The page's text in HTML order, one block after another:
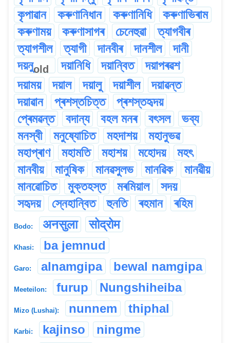
কৃপাৱান
কৰুণানিধান কৰুণানিধি
কৰুণাভিৰাম
কৰুণাময়
কৰুণাসাগৰ চেনেহুৱা
ত্যাগবীৰ
ত্যাগশীল
ত্যাগী দানবীৰ দানশীল
দানী
দয়নুold দয়ানিধি দয়ান্বিত
দয়াপৰৱশ
দয়াময়
দয়াল দয়ালু দয়াশীল
দয়াৱন্ত
দয়াৱান
প্ৰশস্তচিত্ত
প্ৰশস্তহৃদয়
প্ৰেমৱন্ত
বদান্য বহল মনৰ বৎসল
ভব্য
মনস্বী
মনুষ্যোচিত মহদাশয়
মহানুভৱ
মহাপ্ৰাণ
মহামতি মহাশয় মহোদয়
মহৎ
মানবীয়
মানুষিক মানৱসুলভ মানৱিক
মানৱীয়
মানৱোচিত
মুক্তহস্ত মৰমিয়াল
সদয়
সহৃদয়
স্নেহান্বিত হুনতি ৰহমান ৰহিম
Bodo: अनसुला सोद्रोम
Khasi: ba jemnud
Garo: alnamgipa bewal namgipa
Meeteilon: furup Nungshiheiba
Mizo (Lushai): nunnem thiphal
Karbi: kajinso ningme